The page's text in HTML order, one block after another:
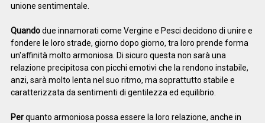
unione sentimentale.
Quandodue innamorati come Vergine e Pesci decidono di unire e
fondere le loro strade, giorno dopo giorno, tra loro prende forma
un'affinità molto armoniosa. Di sicuro questa non sarà una
relazione precipitosa con picchi emotivi che la rendono instabile,
anzi, sarà molto lenta nel suo ritmo, ma soprattutto stabile e
caratterizzata da sentimenti di gentilezza ed equilibrio.
Perquanto armoniosa possa essere la loro relazione, anche in